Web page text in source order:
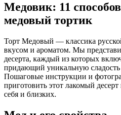
Медовик: 11
медовый тортик
Торт Медовый — классика
вкусом и ароматом. Мы
десерта, каждый из которых
придающий уникальную сладость
Пошаговые инструкции и
приготовить этот лакомый
себя и близких.